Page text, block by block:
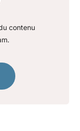
contenu